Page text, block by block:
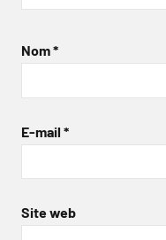
Nom*
E-mail *
Site web